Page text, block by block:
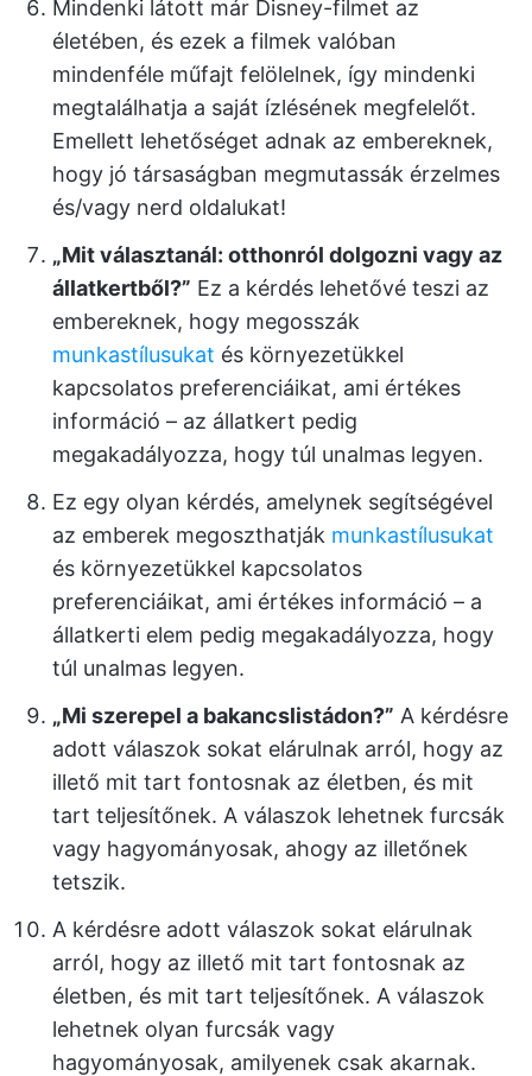
Mindenki látott már Disney-filmet az
életében, és ezek a filmek valóban
mindenféle műfajt felölelnek, így mindenki
megtalálhatja a saját ízlésének megfelelőt.
Emellett lehetőséget adnak az embereknek,
hogy jó társaságban megmutassák érzelmes
és/vagy nerd oldalukat!
„Mit választanál: otthonról dolgozni vagy az
állatkertből?” Ez a kérdés lehetővé teszi az
embereknek, hogy megosszák
munkastílusukat és környezetükkel
kapcsolatos preferenciáikat, ami értékes
információ – az állatkert pedig
megakadályozza, hogy túl unalmas legyen.
Ez egy olyan kérdés, amelynek segítségével
az emberek megoszthatják munkastílusukat
és környezetükkel kapcsolatos
preferenciáikat, ami értékes információ – a
állatkerti elem pedig megakadályozza, hogy
túl unalmas legyen.
„Mi szerepel a bakancslistádon?” A kérdésre
adott válaszok sokat elárulnak arról, hogy az
illető mit tart fontosnak az életben, és mit
tart teljesítőnek. A válaszok lehetnek furcsák
vagy hagyományosak, ahogy az illetőnek
tetszik.
A kérdésre adott válaszok sokat elárulnak
arról, hogy az illető mit tart fontosnak az
életben, és mit tart teljesítőnek. A válaszok
lehetnek olyan furcsák vagy
hagyományosak, amilyenek csak akarnak.